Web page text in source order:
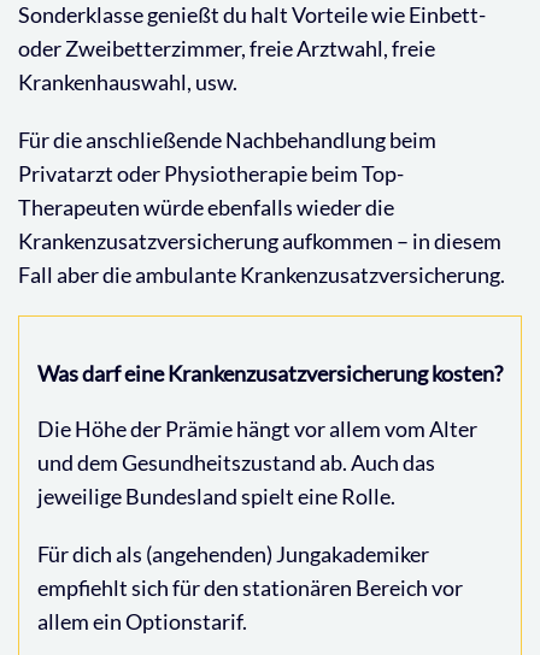
Sonderklasse genießt du halt Vorteile wie Einbett-
oder Zweibetterzimmer, freie Arztwahl, freie
Krankenhauswahl, usw.
Für die anschließende Nachbehandlung beim
Privatarzt oder Physiotherapie beim Top-
Therapeuten würde ebenfalls wieder die
Krankenzusatzversicherung aufkommen – in diesem
Fall aber die ambulante Krankenzusatzversicherung.
Was darf eine Krankenzusatzversicherung kosten?
Die Höhe der Prämie hängt vor allem vom Alter
und dem Gesundheitszustand ab. Auch das
jeweilige Bundesland spielt eine Rolle.
Für dich als (angehenden) Jungakademiker
empfiehlt sich für den stationären Bereich vor
allem ein Optionstarif.